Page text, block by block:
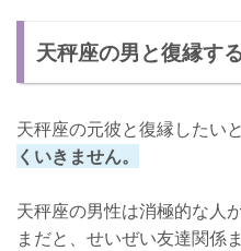
天秤座の男と復縁す
天秤座の元彼と復縁したいと
くいきません。
天秤座の男性は消極的な人
まだと、せいぜい友達関係